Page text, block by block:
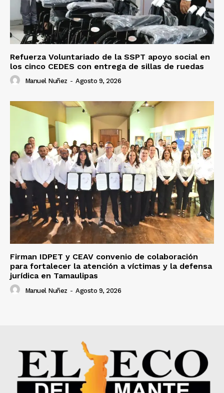
Refuerza Voluntariado de la SSPT apoyo social en
los cinco CEDES con entrega de sillas de ruedas
Manuel Nuñez - Agosto 9, 2026
Firman IDPET y CEAV convenio de colaboración
para fortalecer la atención a víctimas y la defensa
jurídica en Tamaulipas
Manuel Nuñez - Agosto 9, 2026